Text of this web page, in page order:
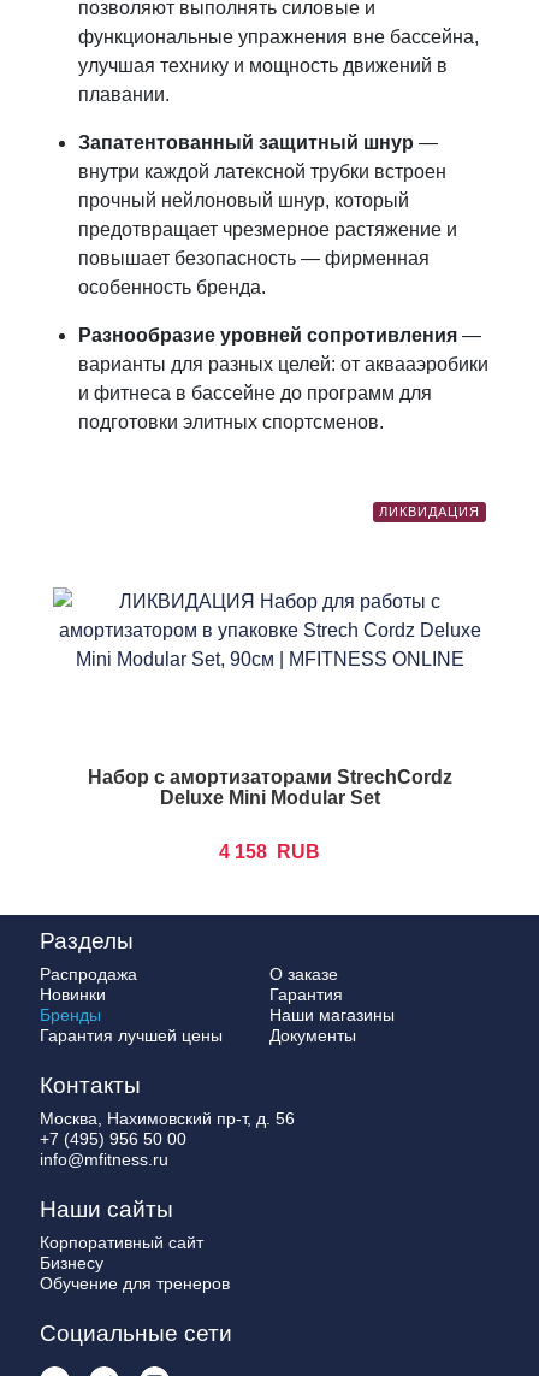
позволяют выполнять силовые и
функциональные упражнения вне бассейна,
улучшая технику и мощность движений в
плавании.
Запатентованный защитный шнур —
внутри каждой латексной трубки встроен
прочный нейлоновый шнур, который
предотвращает чрезмерное растяжение и
повышает безопасность — фирменная
особенность бренда.
Разнообразие уровней сопротивления —
варианты для разных целей: от аквааэробики
и фитнеса в бассейне до программ для
подготовки элитных спортсменов.
ЛИКВИДАЦИЯ
Набор с амортизаторами StrechCordz
Deluxe Mini Modular Set
4 158 RUB
Разделы
Распродажа
Новинки
Бренды
Гарантия лучшей цены
О заказе
Гарантия
Наши магазины
Документы
Контакты
Москва, Нахимовский пр-т, д. 56
+7 (495) 956 50 00
info@mfitness.ru
Наши сайты
Корпоративный сайт
Бизнесу
Обучение для тренеров
Социальные сети